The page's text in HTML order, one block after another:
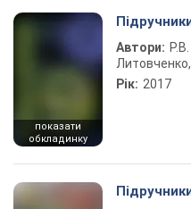
показати
обкладинку
Автори:
Рік: 2017